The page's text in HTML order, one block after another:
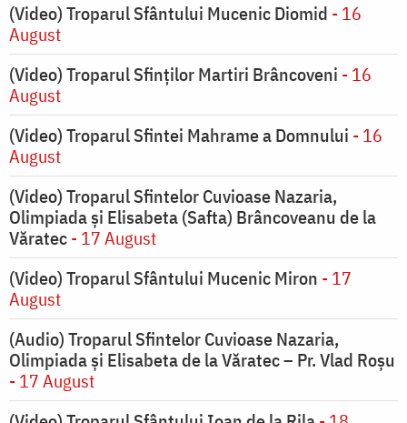
(Video) Troparul Sfântului Mucenic Diomid - 16
August
(Video) Troparul Sfinților Martiri Brâncoveni - 16
August
(Video) Troparul Sfintei Mahrame a Domnului - 16
August
(Video) Troparul Sfintelor Cuvioase Nazaria,
Olimpiada și Elisabeta (Safta) Brâncoveanu de la
Văratec- 17 August
(Video) Troparul Sfântului Mucenic Miron - 17
August
(Audio) Troparul Sfintelor Cuvioase Nazaria,
Olimpiada și Elisabeta de la Văratec – Pr. Vlad Roșu
- 17 August